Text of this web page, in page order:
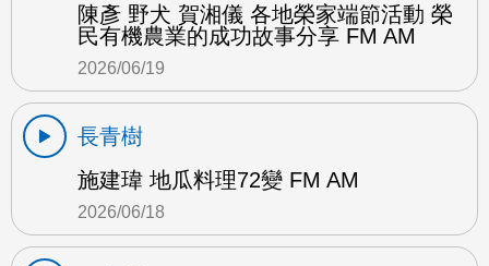
陳彥 野犬 賀湘儀 各地榮家端節活動 榮
民有機農業的成功故事分享 FM AM
2026/06/19
長青樹
施建瑋 地瓜料理72變 FM AM
2026/06/18